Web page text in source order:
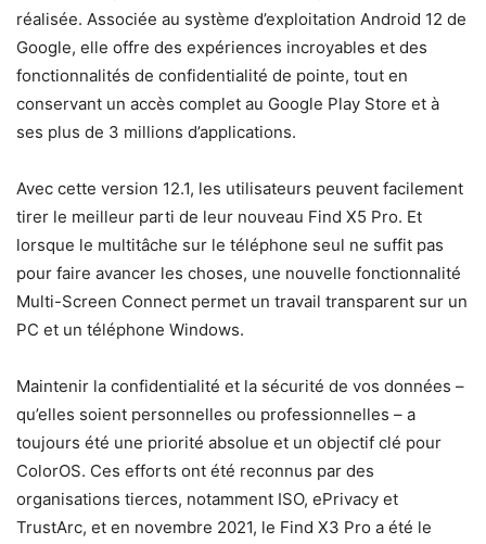
réalisée. Associée au système d’exploitation Android 12 de
Google, elle offre des expériences incroyables et des
fonctionnalités de confidentialité de pointe, tout en
conservant un accès complet au Google Play Store et à
ses plus de 3 millions d’applications.
Avec cette version 12.1, les utilisateurs peuvent facilement
tirer le meilleur parti de leur nouveau Find X5 Pro. Et
lorsque le multitâche sur le téléphone seul ne suffit pas
pour faire avancer les choses, une nouvelle fonctionnalité
Multi-Screen Connect permet un travail transparent sur un
PC et un téléphone Windows.
Maintenir la confidentialité et la sécurité de vos données –
qu’elles soient personnelles ou professionnelles – a
toujours été une priorité absolue et un objectif clé pour
ColorOS. Ces efforts ont été reconnus par des
organisations tierces, notamment ISO, ePrivacy et
TrustArc, et en novembre 2021, le Find X3 Pro a été le